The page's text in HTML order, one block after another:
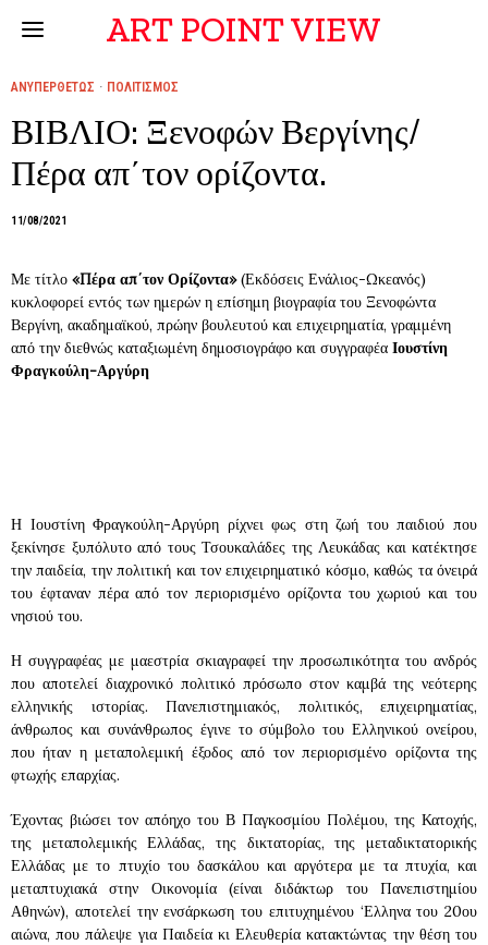
ART POINT VIEW
ΑΝΥΠΕΡΘΕΤΩΣ · ΠΟΛΙΤΙΣΜΟΣ
ΒΙΒΛΙΟ: Ξενοφών Βεργίνης/
Πέρα απ΄τον ορίζοντα.
11/08/2021
Με τίτλο «Πέρα απ΄τον Ορίζοντα»(Εκδόσεις Ενάλιος-Ωκεανός)
κυκλοφορεί εντός των ημερών η επίσημη βιογραφία του Ξενοφώντα
Βεργίνη, ακαδημαϊκού, πρώην βουλευτού και επιχειρηματία, γραμμένη
από την διεθνώς καταξιωμένη δημοσιογράφο και συγγραφέα Ιουστίνη
Φραγκούλη-Αργύρη
Η Ιουστίνη Φραγκούλη-Αργύρη ρίχνει φως στη ζωή του παιδιού που
ξεκίνησε ξυπόλυτο από τους Τσουκαλάδες της Λευκάδας και κατέκτησε
την παιδεία, την πολιτική και τον επιχειρηματικό κόσμο, καθώς τα όνειρά
του έφταναν πέρα από τον περιορισμένο ορίζοντα του χωριού και του
νησιού του.
Η συγγραφέας με μαεστρία σκιαγραφεί την προσωπικότητα του ανδρός
που αποτελεί διαχρονικό πολιτικό πρόσωπο στον καμβά της νεότερης
ελληνικής ιστορίας. Πανεπιστημιακός, πολιτικός, επιχειρηματίας,
άνθρωπος και συνάνθρωπος έγινε το σύμβολο του Ελληνικού ονείρου,
που ήταν η μεταπολεμική έξοδος από τον περιορισμένο ορίζοντα της
φτωχής επαρχίας.
Έχοντας βιώσει τον απόηχο του Β Παγκοσμίου Πολέμου, της Κατοχής,
της μεταπολεμικής Ελλάδας, της δικτατορίας, της μεταδικτατορικής
Ελλάδας με το πτυχίο του δασκάλου και αργότερα με τα πτυχία, και
μεταπτυχιακά στην Οικονομία (είναι διδάκτωρ του Πανεπιστημίου
Αθηνών), αποτελεί την ενσάρκωση του επιτυχημένου ‘Ελληνα του 20ου
αιώνα, που πάλεψε για Παιδεία κι Ελευθερία κατακτώντας την θέση του